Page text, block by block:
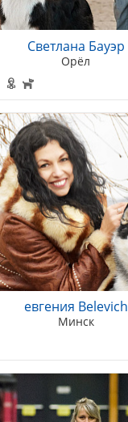
Светлана Бауэр
Орёл
евгения Belevich
Минск